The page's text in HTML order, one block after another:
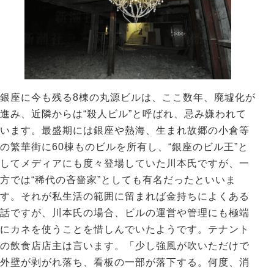
銀座に今も残る8棟の丸源ビルは、ここ数年、廃墟化が
進み、近隣からは“殺人ビル”と呼ばれ、忌み嫌われて
います。最盛期には銀座や熱海、生まれ故郷の小倉等
の繁華街に60棟ものビルを所有し、“銀座のビル王”と
してメディアにも度々登場していた川本氏ですが、一
方では“稀代の吝嗇家”としても有名だったといいま
す。それが私生活の範囲に留まれば金持ちによくある
話ですが、川本氏の場合、ビルの運営や管理にも極端
にカネを使うことを惜しんでいたようです。テナント
の飲食店店主は言います。「少し強風が吹いただけで
外壁が剥がれ落ち、看板の一部が落下する。何度、消